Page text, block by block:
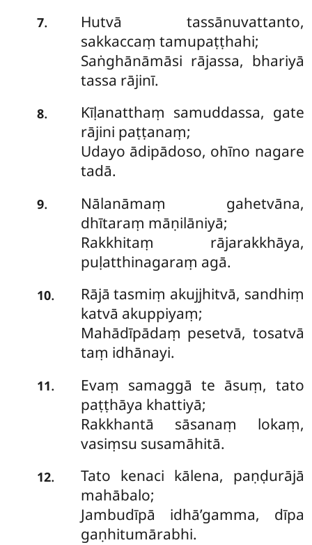
7.
Hutvā tassānuvattanto,
sakkaccaṃ tamupaṭṭhahi;
Saṅghānāmāsi rājassa, bhariyā
tassa rājinī.
8.
Kīḷanatthaṃ samuddassa, gate
rājini paṭṭanaṃ;
Udayo ādipādoso, ohīno nagare
tadā.
9.
Nālanāmaṃ gahetvāna,
dhītaraṃ māṇilāniyā;
Rakkhitaṃ rājarakkhāya,
puḷatthinagaraṃ agā.
10.
Rājā tasmiṃ akujjhitvā, sandhiṃ
katvā akuppiyaṃ;
Mahādīpādaṃ pesetvā, tosatvā
taṃ idhānayi.
11.
Evaṃ samaggā te āsuṃ, tato
paṭṭhāya khattiyā;
Rakkhantā sāsanaṃ lokaṃ,
vasiṃsu susamāhitā.
12.
Tato kenaci kālena, paṇḍurājā
mahābalo;
Jambudīpā idhā’gamma, dīpa
gaṇhitumārabhi.